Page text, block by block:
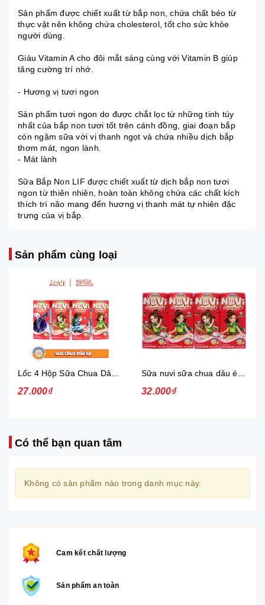
Sản phẩm được chiết xuất từ bắp non, chứa chất béo từ
thực vật nên không chứa cholesterol, tốt cho sức khỏe
người dùng.
Giàu Vitamin A cho đôi mắt sáng cùng với Vitamin B giúp
tăng cường trí nhớ.
- Hương vị tươi ngon
Sản phẩm tươi ngon do được chắt lọc từ những tinh túy
nhất của bắp non tươi tốt trên cánh đồng, giai đoạn bắp
còn ngậm sữa với vị thanh ngọt và chứa nhiều dịch bắp
thơm mát, ngon lành.
- Mát lành
Sữa Bắp Non LIF được chiết xuất từ dịch bắp non tươi
ngon từ thiên nhiên, hoàn toàn không chứa các chất kích
thích trí não mang đến hương vị thanh mát tự nhiên đặc
trưng của vị bắp.
Sản phẩm cùng loại
27.000₫ 32.000₫
Có thể bạn quan tâm
Không có sản phẩm nào trong danh mục này.
Cam kết chất lượng
Sản phẩm an toàn